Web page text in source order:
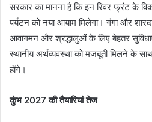
सरकार का मानना है कि इन रिवर फ्रंट के
पर्यटन को नया आयाम मिलेगा। गंगा और
आवागमन और श्रद्धालुओं के लिए बेहतर
स्थानीय अर्थव्यवस्था को मजबूती मिलने के
होंगे।
कुंभ 2027 की तैयारियां तेज